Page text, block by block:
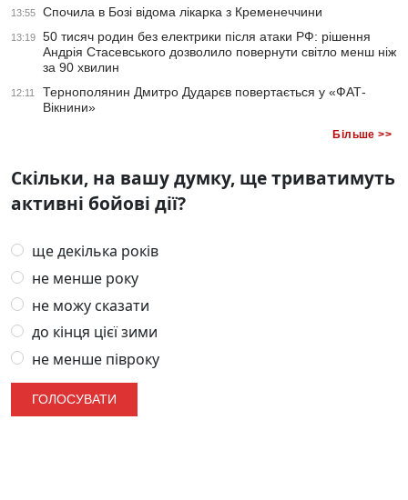
13:55 Спочила в Бозі відома лікарка з Кременеччини
13:19
50 тисяч родин без електрики після атаки РФ: рішення
Андрія Стасевського дозволило повернути світло менш ніж
за 90 хвилин
12:11
Тернополянин Дмитро Дударєв повертається у «ФАТ-
Вікнини»
Більше >>
Скільки, на вашу думку, ще триватимуть
активні бойові дії?
ще декілька років
не менше року
не можу сказати
до кінця цієї зими
не менше півроку